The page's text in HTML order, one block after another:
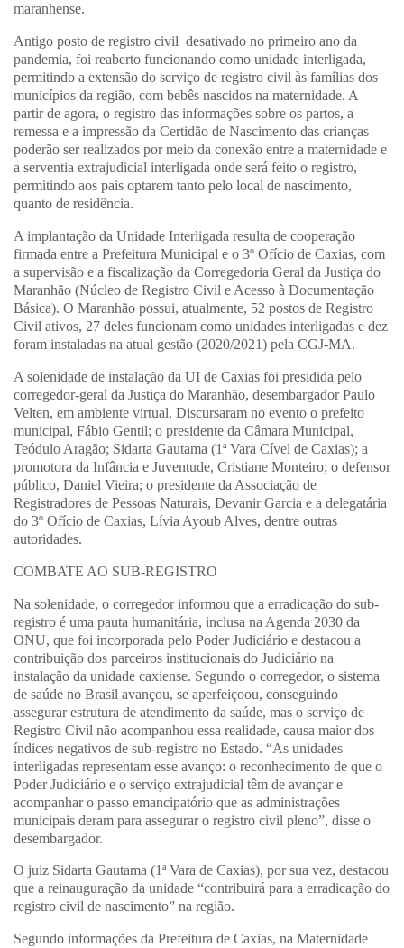
maranhense.
Antigo posto de registro civil desativado no primeiro ano da
pandemia, foi reaberto funcionando como unidade interligada,
permitindo a extensão do serviço de registro civil às famílias dos
municípios da região, com bebês nascidos na maternidade. A
partir de agora, o registro das informações sobre os partos, a
remessa e a impressão da Certidão de Nascimento das crianças
poderão ser realizados por meio da conexão entre a maternidade e
a serventia extrajudicial interligada onde será feito o registro,
permitindo aos pais optarem tanto pelo local de nascimento,
quanto de residência.
A implantação da Unidade Interligada resulta de cooperação
firmada entre a Prefeitura Municipal e o 3º Ofício de Caxias, com
a supervisão e a fiscalização da Corregedoria Geral da Justiça do
Maranhão (Núcleo de Registro Civil e Acesso à Documentação
Básica). O Maranhão possui, atualmente, 52 postos de Registro
Civil ativos, 27 deles funcionam como unidades interligadas e dez
foram instaladas na atual gestão (2020/2021) pela CGJ-MA.
A solenidade de instalação da UI de Caxias foi presidida pelo
corregedor-geral da Justiça do Maranhão, desembargador Paulo
Velten, em ambiente virtual. Discursaram no evento o prefeito
municipal, Fábio Gentil; o presidente da Câmara Municipal,
Teódulo Aragão; Sidarta Gautama (1ª Vara Cível de Caxias); a
promotora da Infância e Juventude, Cristiane Monteiro; o defensor
público, Daniel Vieira; o presidente da Associação de
Registradores de Pessoas Naturais, Devanir Garcia e a delegatária
do 3º Ofício de Caxias, Lívia Ayoub Alves, dentre outras
autoridades.
COMBATE AO SUB-REGISTRO
Na solenidade, o corregedor informou que a erradicação do sub-
registro é uma pauta humanitária, inclusa na Agenda 2030 da
ONU, que foi incorporada pelo Poder Judiciário e destacou a
contribuição dos parceiros institucionais do Judiciário na
instalação da unidade caxiense. Segundo o corregedor, o sistema
de saúde no Brasil avançou, se aperfeiçoou, conseguindo
assegurar estrutura de atendimento da saúde, mas o serviço de
Registro Civil não acompanhou essa realidade, causa maior dos
índices negativos de sub-registro no Estado. “As unidades
interligadas representam esse avanço: o reconhecimento de que o
Poder Judiciário e o serviço extrajudicial têm de avançar e
acompanhar o passo emancipatório que as administrações
municipais deram para assegurar o registro civil pleno”, disse o
desembargador.
O juiz Sidarta Gautama (1ª Vara de Caxias), por sua vez, destacou
que a reinauguração da unidade “contribuirá para a erradicação do
registro civil de nascimento” na região.
Segundo informações da Prefeitura de Caxias, na Maternidade